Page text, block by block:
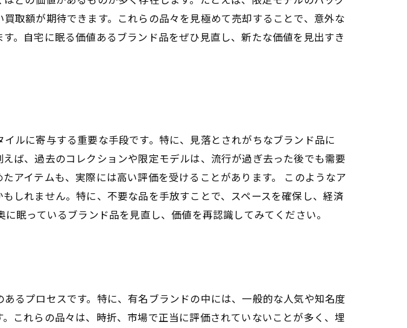
取額が期待できます。これらの品々を見極めて売却することで、意外な
。自宅に眠る価値あるブランド品をぜひ見直し、新たな価値を見出すき
ルに寄与する重要な手段です。特に、見落とされがちなブランド品に
ば、過去のコレクションや限定モデルは、流行が過ぎ去った後でも需要
アイテムも、実際には高い評価を受けることがあります。 このようなア
しれません。特に、不要な品を手放すことで、スペースを確保し、経済
眠っているブランド品を見直し、価値を再認識してみてください。
るプロセスです。特に、有名ブランドの中には、一般的な人気や知名度
これらの品々は、時折、市場で正当に評価されていないことが多く、埋